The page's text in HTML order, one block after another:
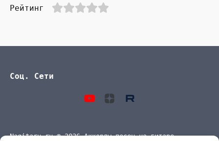
Рейтинг
Соц. Сети
Nagitaru.ru © 2026 Аккорды песен на гитаре